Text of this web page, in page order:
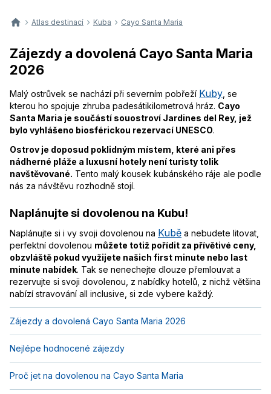
Atlas destinací Kuba Cayo Santa Maria
Zájezdy a dovolená Cayo Santa Maria
2026
Malý ostrůvek se nachází při severním pobřeží Kuby , se
kterou ho spojuje zhruba padesátikilometrová hráz. Cayo
Santa Maria je součástí souostroví Jardines del Rey, jež
bylo vyhlášeno biosférickou rezervací UNESCO.
Ostrov je doposud poklidným místem, které ani přes
nádherné pláže a luxusní hotely není turisty tolik
navštěvované. Tento malý kousek kubánského ráje ale podle
nás za návštěvu rozhodně stojí.
Naplánujte si dovolenou na Kubu!
Naplánujte si i vy svoji dovolenou na Kubě a nebudete litovat,
perfektní dovolenou můžete totiž pořídit za přívětivé ceny,
obzvláště pokud využijete našich first minute nebo last
minute nabídek. Tak se nenechejte dlouze přemlouvat a
rezervujte si svoji dovolenou, z nabídky hotelů, z nichž většina
nabízí stravování all inclusive, si zde vybere každý.
Zájezdy a dovolená Cayo Santa Maria 2026
Nejlépe hodnocené zájezdy
Proč jet na dovolenou na Cayo Santa Maria